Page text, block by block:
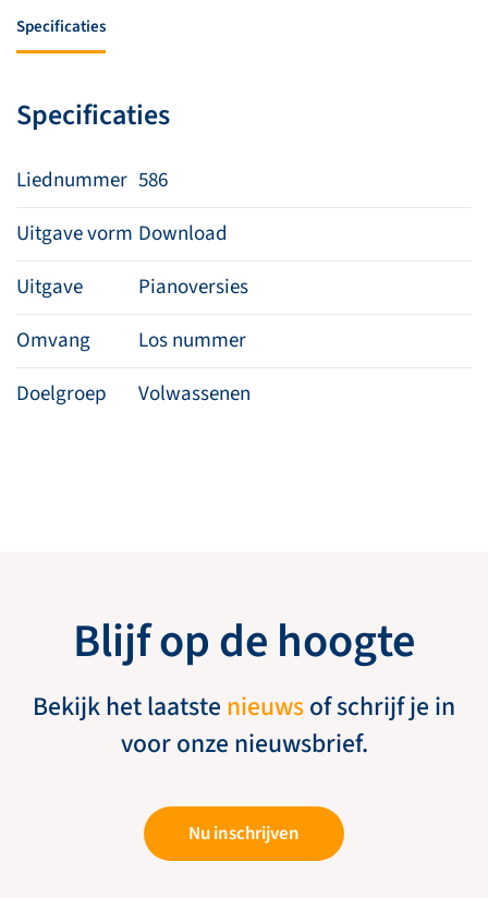
schepping
geeft
aantal
Specificaties
Specificaties
Liednummer 586
Uitgave vorm Download
Uitgave
Pianoversies
Omvang
Los nummer
Doelgroep
Volwassenen
Blijf op de hoogte
Bekijk het laatste nieuwsof schrijf je in
voor onze nieuwsbrief.
Nu inschrijven